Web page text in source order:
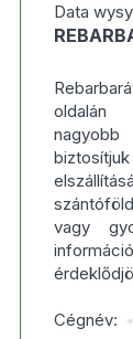
Data
oldalán
vagy
Cégnév: